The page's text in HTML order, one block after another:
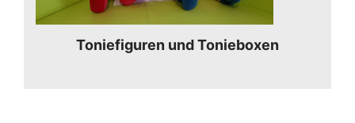
Toniefiguren und Tonieboxen